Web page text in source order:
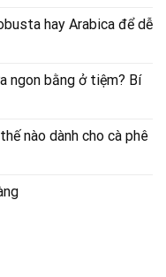
hay Arabica để dễ
ngon bằng ở tiệm? Bí
nào dành cho cà phê